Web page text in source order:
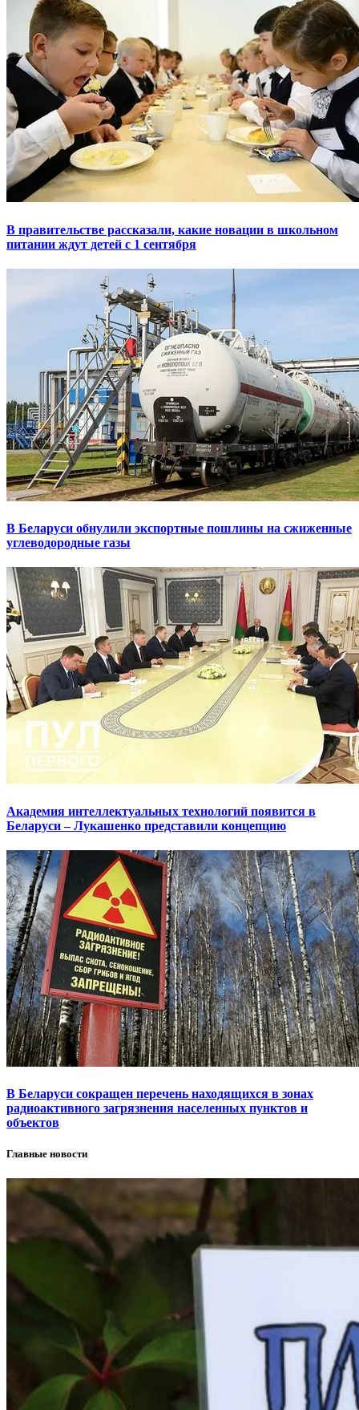
В правительстве рассказали, какие новации в школьном
питании ждут детей с 1 сентября
В Беларуси обнулили экспортные пошлины на сжиженные
углеводородные газы
Академия интеллектуальных технологий появится в
Беларуси – Лукашенко представили концепцию
В Беларуси сокращен перечень находящихся в зонах
радиоактивного загрязнения населенных пунктов и
объектов
Главные новости